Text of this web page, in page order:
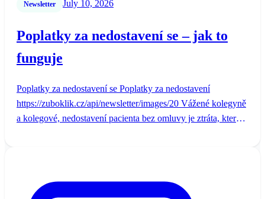
Newsletter July 10, 2026
Poplatky za nedostavení se – jak to
funguje
Poplatky za nedostavení se Poplatky za nedostavení
https://zuboklik.cz/api/newsletter/images/20 Vážené kolegyně
a kolegové, nedostavení pacienta bez omluvy je ztráta, kterou